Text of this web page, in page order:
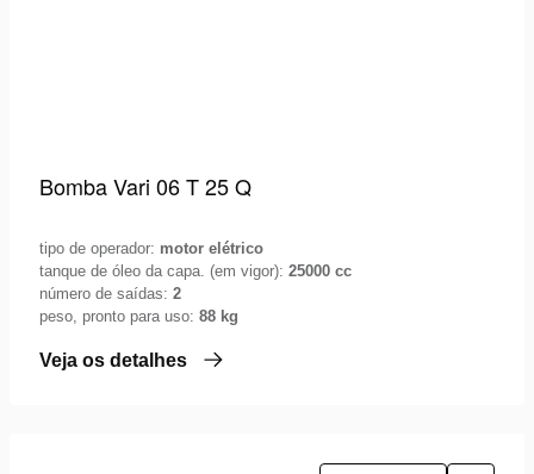
Bomba Vari 06 T 25 Q
tipo de operador: motor elétrico
tanque de óleo da capa. (em vigor): 25000 cc
número de saídas: 2
peso, pronto para uso: 88 kg
Veja os detalhes